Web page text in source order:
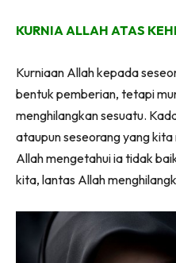
KURNIA ALLAH ATAS
Kurniaan Allah kepada
bentuk pemberian, tetapi
menghilangkan sesuatu.
ataupun seseorang yang
Allah mengetahui ia tidak
kita, lantas Allah